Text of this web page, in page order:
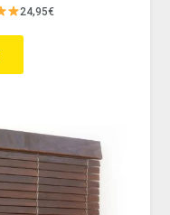
24,95€